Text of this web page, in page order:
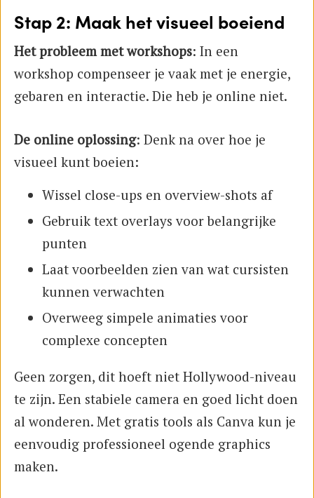
Stap 2: Maak het visueel boeiend
Het probleem met workshops: In een
workshop compenseer je vaak met je energie,
gebaren en interactie. Die heb je online niet.
De online oplossing: Denk na over hoe je
visueel kunt boeien:
Wissel close-ups en overview-shots af
Gebruik text overlays voor belangrijke
punten
Laat voorbeelden zien van wat cursisten
kunnen verwachten
Overweeg simpele animaties voor
complexe concepten
Geen zorgen, dit hoeft niet Hollywood-niveau
te zijn. Een stabiele camera en goed licht doen
al wonderen. Met gratis tools als Canva kun je
eenvoudig professioneel ogende graphics
maken.